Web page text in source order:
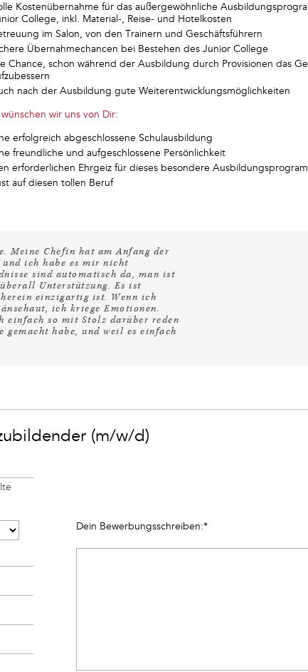
Kostenübernahme für das außergewöhnliche
College, inkl. Material-, Reise- und Hotelkosten
im Salon, von den Trainern und Geschäftsführern
Übernahmechancen bei Bestehen des Junior College
Chance, schon während der Ausbildung durch Provisionen das
nach der Ausbildung gute Weiterentwicklungsmöglichkeiten
wünschen wir uns von Dir:
erfolgreich abgeschlossene Schulausbildung
freundliche und aufgeschlossene Persönlichkeit
erforderlichen Ehrgeiz für dieses besondere
auf diesen tollen Beruf
Meine Chefin hat am Anfang der
und ich habe es mir nicht
sind automatisch da, man ist
Unterstützung. Es ist
einzigartig ist. Wenn ich
ich kriege Emotionen.
einfach so mit Stolz darüber reden
gemacht habe, und weil es einfach
(m/w/d)
Dein Bewerbungsschreiben:*